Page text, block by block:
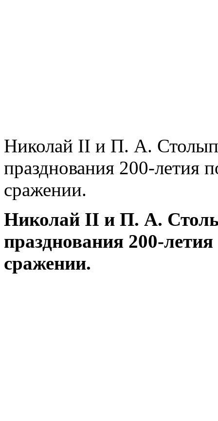
Николай II и П. А.
празднования 200-летия
сражении.
Николай II и П. А.
празднования 200-
сражении.